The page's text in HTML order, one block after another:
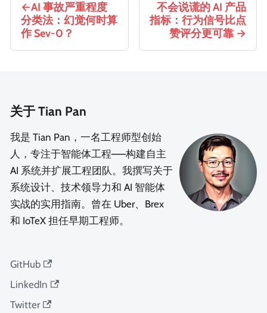
AI 事故严重程度
分类法：幻觉何时算
作 Sev-0？
不会说谎的 AI 产品
指标：行为信号比点
赞评分更可靠
关于 Tian Pan
我是 Tian Pan，一名工程师型创始
人，专注于智能体工程——构建自主
AI 系统并扩展工程团队。我撰写关于
系统设计、技术领导力和 AI 智能体
实战的实用指南。曾在 Uber、Brex
和 IoTeX 担任早期工程师。
GitHub
LinkedIn
Twitter